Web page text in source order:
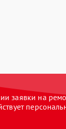
заявки на